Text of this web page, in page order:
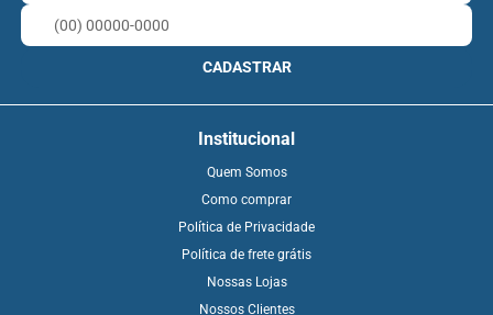
CADASTRAR
Institucional
Quem Somos
Como comprar
Política de Privacidade
Política de frete grátis
Nossas Lojas
Nossos Clientes